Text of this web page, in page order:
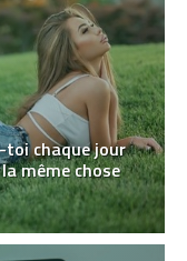
toi chaque jour
même chose